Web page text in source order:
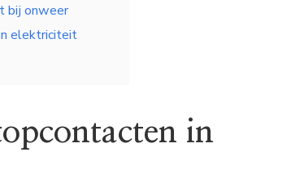
bij onweer
elektriciteit
in